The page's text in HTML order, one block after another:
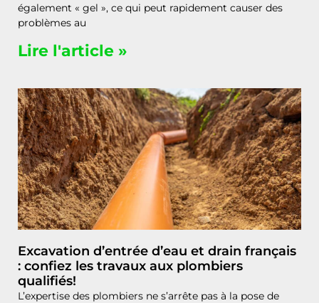
également « gel », ce qui peut rapidement causer des
problèmes au
Lire l'article »
Excavation d’entrée d’eau et drain français
: confiez les travaux aux plombiers
qualifiés!
L’expertise des plombiers ne s’arrête pas à la pose de